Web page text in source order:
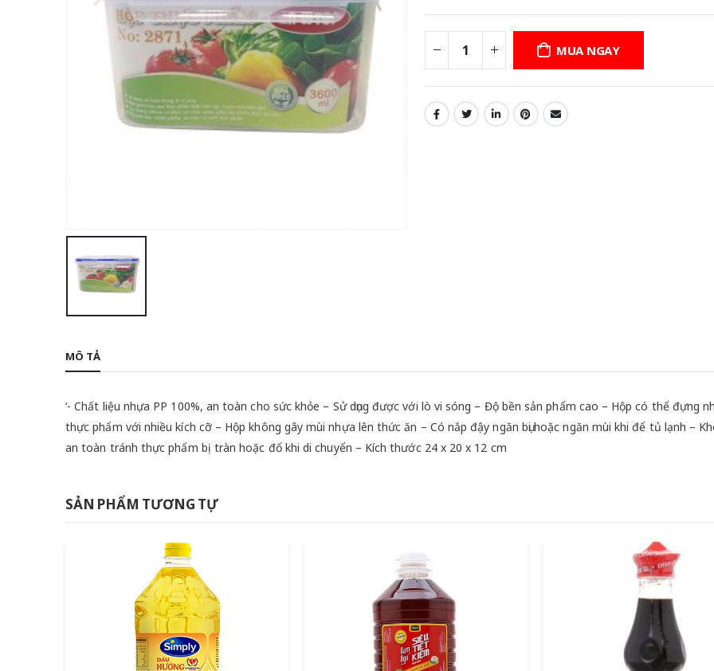
MUA NGAY
MÔ TẢ
‘- Chất liệu nhựa PP 100%, an toàn cho sức khỏe – Sử dụng được với lò vi sóng – Độ bền sản phẩm cao – Hộp có thể đựng
thực phẩm với nhiều kích cỡ – Hộp không gây mùi nhựa lên thức ăn – Có nắp đậy ngăn bụi hoặc ngăn mùi khi để tủ lạnh –
an toàn tránh thực phẩm bị tràn hoặc đổ khi di chuyển – Kích thước 24 x 20 x 12 cm
SẢN PHẨM TƯƠNG TỰ